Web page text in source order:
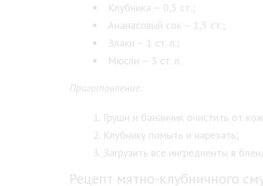
Клубника – 0,5 ст.;
Ананасовый сок – 1,5 ст.;
Злаки – 1 ст. л.;
Мюсли – 3 ст. л.
Приготовление:
Груши и бананчик очистить от
Клубнику помыть и нарезать;
Загрузить все ингредиенты в
Рецепт мятно-клубничного